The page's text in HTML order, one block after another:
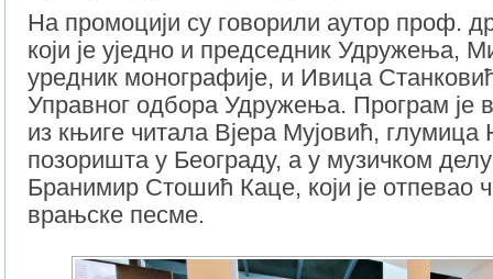
На промоцији су говорили аутор проф.
који је уједно и председник Удружења,
уредник монографије, и Ивица
Управног одбора Удружења. Програм је
из књиге читала Вјера Мујовић, глумица
позоришта у Београду, а у музичком делу
Бранимир Стошић Каце, који је отпевао
врањске песме.